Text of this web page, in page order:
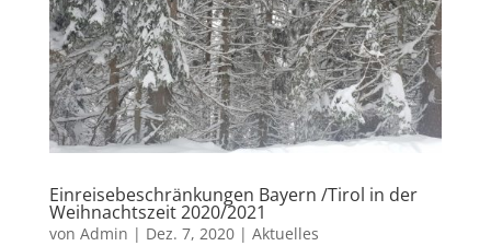
Einreisebeschränkungen Bayern /Tirol in der
Weihnachtszeit 2020/2021
von Admin | Dez. 7, 2020| Aktuelles